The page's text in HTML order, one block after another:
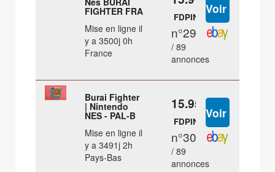
FIGHTER FRA
Mise en ligne il
y a 3500j 0h
France
FDPIN
n°29
/ 89
annonces
Burai Fighter
| Nintendo
NES - PAL-B
Mise en ligne il
y a 3491j 2h
Pays-Bas
15.95 €
FDPIN
n°30
/ 89
annonces